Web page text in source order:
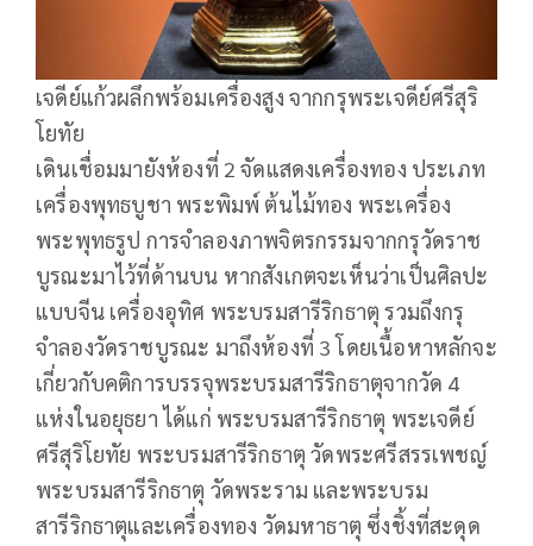
เจดีย์แก้วผลึกพร้อมเครื่องสูง จากกรุพระเจดีย์ศรีสุริ
โยทัย
เดินเชื่อมมายังห้องที่ 2 จัดแสดงเครื่องทอง ประเภท
เครื่องพุทธบูชา พระพิมพ์ ต้นไม้ทอง พระเครื่อง
พระพุทธรูป การจำลองภาพจิตรกรรมจากกรุวัดราช
บูรณะมาไว้ที่ด้านบน หากสังเกตจะเห็นว่าเป็นศิลปะ
แบบจีน เครื่องอุทิศ พระบรมสารีริกธาตุ รวมถึงกรุ
จำลองวัดราชบูรณะ มาถึงห้องที่ 3 โดยเนื้อหาหลักจะ
เกี่ยวกับคติการบรรจุพระบรมสารีริกธาตุจากวัด 4
แห่งในอยุธยา ได้แก่ พระบรมสารีริกธาตุ พระเจดีย์
ศรีสุริโยทัย พระบรมสารีริกธาตุ วัดพระศรีสรรเพชญ์
พระบรมสารีริกธาตุ วัดพระราม และพระบรม
สารีริกธาตุและเครื่องทอง วัดมหาธาตุ ซึ่งชิ้งที่สะดุด